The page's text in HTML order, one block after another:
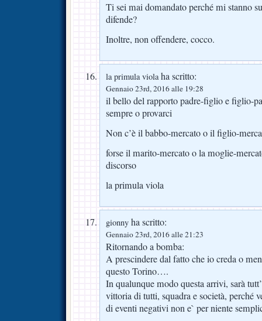
Ti sei mai domandato perché mi stanno
difende?
Inoltre, non offendere, cocco.
la primula violaha scritto:
Gennaio 23rd, 2016 alle 19:28
il bello del rapporto padre-figlio e figlio-
sempre o provarci
Non c’è il babbo-mercato o il figlio-
forse il marito-mercato o la moglie-
discorso
la primula viola
gionny ha scritto:
Gennaio 23rd, 2016 alle 21:23
Ritornando a bomba:
A prescindere dal fatto che io creda o
questo Torino….
In qualunque modo questa arrivi, sarà
vittoria di tutti, squadra e società, perché
di eventi negativi non e` per niente